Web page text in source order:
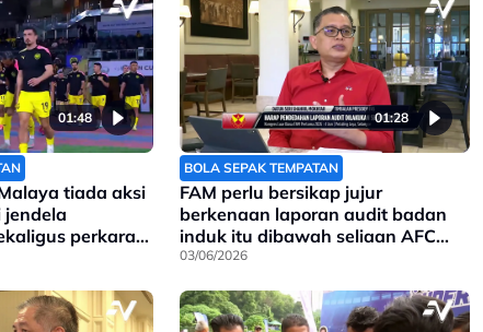
01:48
tiada aksi
perkara
01:28
BOLA SEPAK TEMPATAN
FAM perlu bersikap jujur
berkenaan laporan audit badan
induk itu dibawah seliaan AFC
sejak awal tahun ini
03/06/2026